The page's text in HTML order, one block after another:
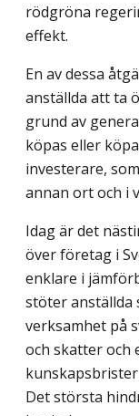
rödgröna
effekt.
En av dessa
anställda att ta
grund av
köpas eller
investerare,
annan ort och i
Idag är det
över företag i
enklare i
stöter anställda
verksamhet på
och skatter och
Det största